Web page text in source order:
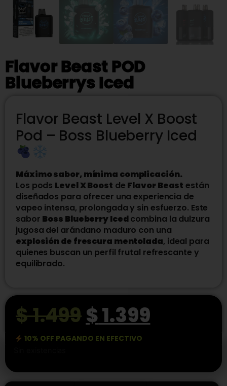
Flavor Beast POD
Blueberrys Iced
Flavor Beast Level X Boost
Pod – Boss Blueberry Iced
Máximo sabor, mínima complicación.
Los pods Level X Boost de Flavor Beast están
diseñados para ofrecer una experiencia de
vapeo intensa, prolongada y sin esfuerzo. Este
sabor Boss Blueberry Icedcombina la dulzura
jugosa del arándano maduro con una
explosión de frescura mentolada, ideal para
quienes buscan un perfil frutal refrescante y
equilibrado.
$1.499$1.399
10% OFF PAGANDO EN EFECTIVO